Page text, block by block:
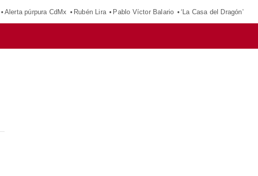
Alerta púrpura CdMx Rubén Lira Pablo Víctor Balario ‘La Casa del Dragón’